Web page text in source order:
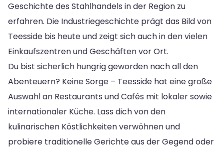
Geschichte des Stahlhandels in der Region zu
erfahren. Die Industriegeschichte prägt das Bild von
Teesside bis heute und zeigt sich auch in den vielen
Einkaufszentren und Geschäften vor Ort.
Du bist sicherlich hungrig geworden nach all den
Abenteuern? Keine Sorge – Teesside hat eine große
Auswahl an Restaurants und Cafés mit lokaler sowie
internationaler Küche. Lass dich von den
kulinarischen Köstlichkeiten verwöhnen und
probiere traditionelle Gerichte aus der Gegend oder